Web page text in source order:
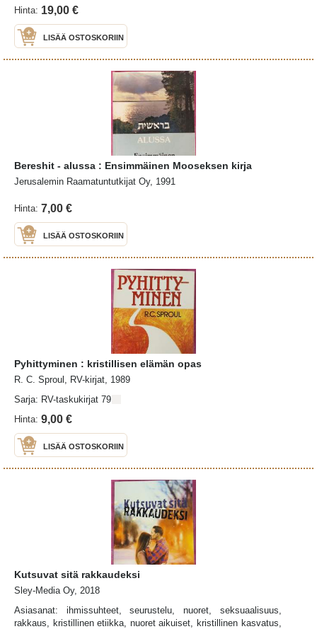
Hinta: 19,00 €
LISÄÄ OSTOSKORIIN
Bereshit - alussa : Ensimmäinen Mooseksen kirja
Jerusalemin Raamatuntutkijat Oy, 1991
Hinta: 7,00 €
LISÄÄ OSTOSKORIIN
Pyhittyminen : kristillisen elämän opas
R. C. Sproul, RV-kirjat, 1989
Sarja: RV-taskukirjat 79
Hinta: 9,00 €
LISÄÄ OSTOSKORIIN
Kutsuvat sitä rakkaudeksi
Sley-Media Oy, 2018
Asiasanat: ihmissuhteet, seurustelu, nuoret, seksuaalisuus,
rakkaus, kristillinen etiikka, nuoret aikuiset, kristillinen kasvatus,